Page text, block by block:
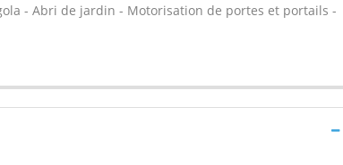
- Abri de jardin - Motorisation de portes et portails -